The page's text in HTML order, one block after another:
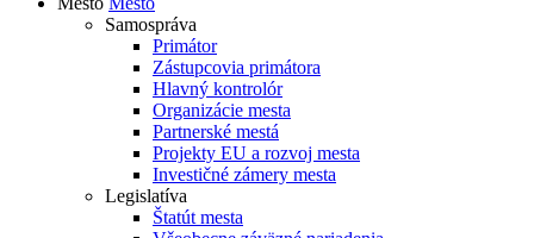
Samospráva
Primátor
Zástupcovia primátora
Hlavný kontrolór
Organizácie mesta
Partnerské mestá
Projekty EU a rozvoj mesta
Investičné zámery mesta
Legislatíva
Štatút mesta